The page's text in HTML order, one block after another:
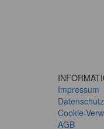
Impressum
Datenschutz
Cookie-
AGB